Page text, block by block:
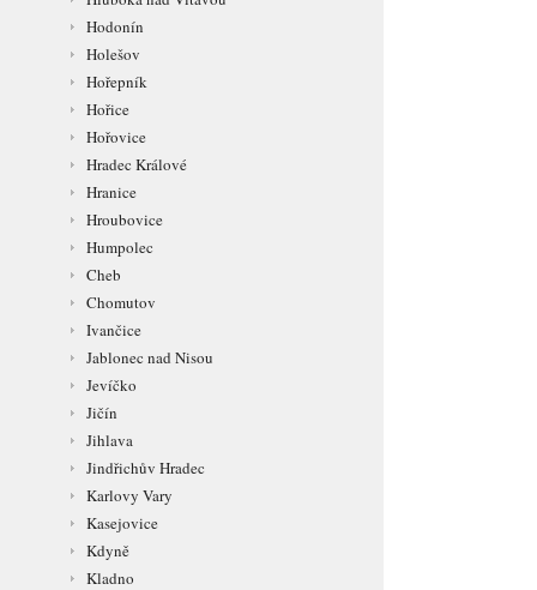
Hodonín
Holešov
Hořepník
Hořice
Hořovice
Hradec Králové
Hranice
Hroubovice
Humpolec
Cheb
Chomutov
Ivančice
Jablonec nad Nisou
Jevíčko
Jičín
Jihlava
Jindřichův Hradec
Karlovy Vary
Kasejovice
Kdyně
Kladno